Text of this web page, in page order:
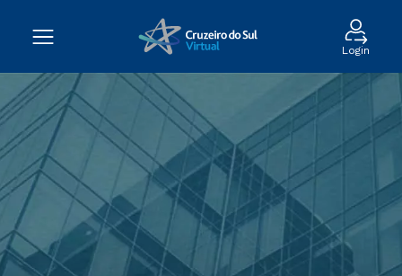
Login